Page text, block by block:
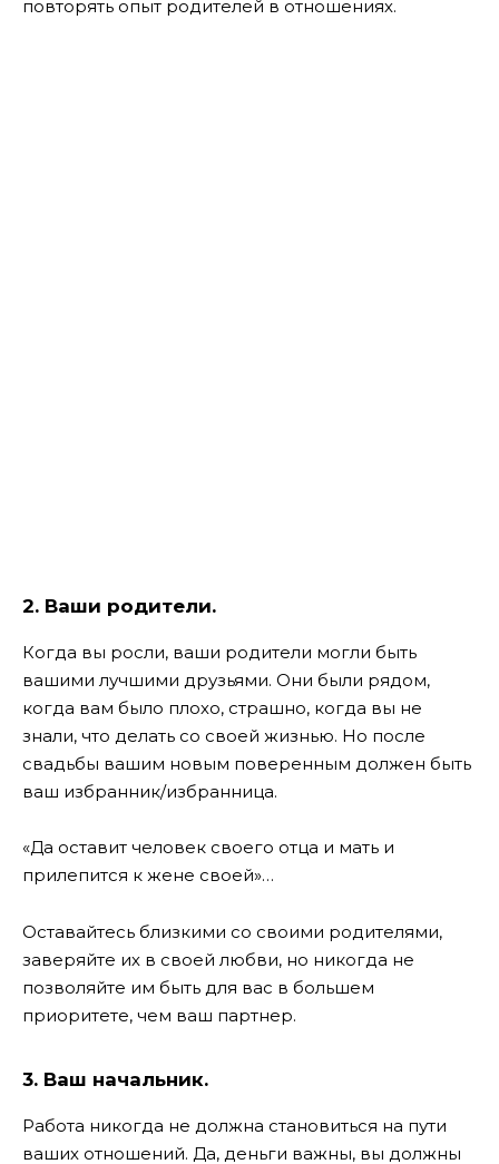
повторять опыт родителей в отношениях.
2. Ваши родители.
Когда вы росли, ваши родители могли быть
вашими лучшими друзьями. Они были рядом,
когда вам было плохо, страшно, когда вы не
знали, что делать со своей жизнью. Но после
свадьбы вашим новым поверенным должен быть
ваш избранник/избранница.
«Да оставит человек своего отца и мать и
прилепится к жене своей»…
Оставайтесь близкими со своими родителями,
заверяйте их в своей любви, но никогда не
позволяйте им быть для вас в большем
приоритете, чем ваш партнер.
3. Ваш начальник.
Работа никогда не должна становиться на пути
ваших отношений. Да, деньги важны, вы должны